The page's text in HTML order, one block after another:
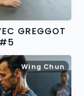
GREGGOT
#5
Wing Chun